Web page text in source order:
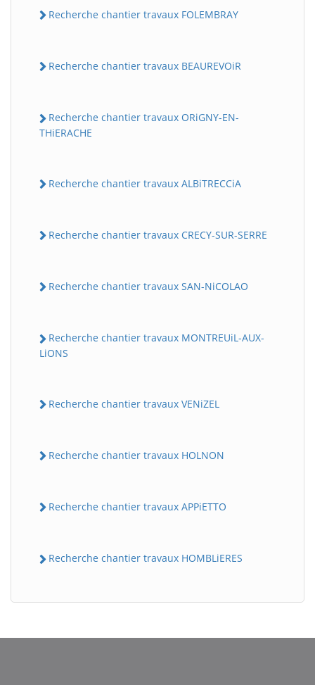
Recherche chantier travaux FOLEMBRAY
Recherche chantier travaux BEAUREVOiR
Recherche chantier travaux ORiGNY-EN-
THiERACHE
Recherche chantier travaux ALBiTRECCiA
Recherche chantier travaux CRECY-SUR-SERRE
Recherche chantier travaux SAN-NiCOLAO
Recherche chantier travaux MONTREUiL-AUX-
LiONS
Recherche chantier travaux VENiZEL
Recherche chantier travaux HOLNON
Recherche chantier travaux APPiETTO
Recherche chantier travaux HOMBLiERES